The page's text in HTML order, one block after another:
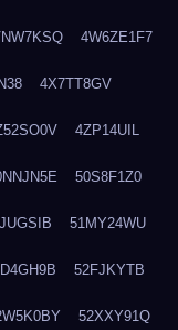
4W6ZE1F7
4X7TT8GV
4ZP14UIL
50S8F1Z0
51MY24WU
52FJKYTB
52XXY91Q